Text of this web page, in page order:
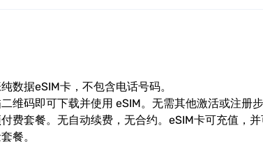
数据eSIM卡，不包含电话号码。
维码即可下载并使用 eSIM。无需其他激活或注册步
费套餐。无自动续费，无合约。eSIM卡可充值，
餐。